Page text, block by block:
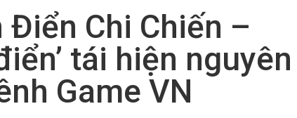
Điển Chi Chiến –
tái hiện nguyên
Game VN